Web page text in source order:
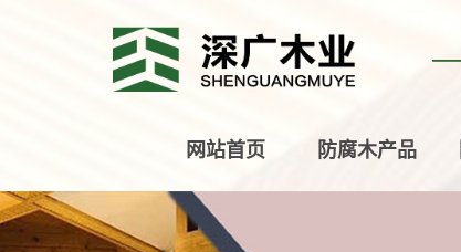
——
网站首页 防腐木产品